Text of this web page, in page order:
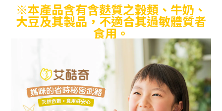
※本產品含有含麩質之穀類、牛奶、
大豆及其製品，不適合其過敏體質者
食用。